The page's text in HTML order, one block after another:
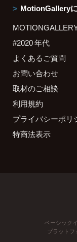
MotionGallery
#2020 年代
よくあるご質問
お問い合わせ
取材のご相談
利用規約
プライバシーポリ
特商法表示
ベーシック
プラットフ